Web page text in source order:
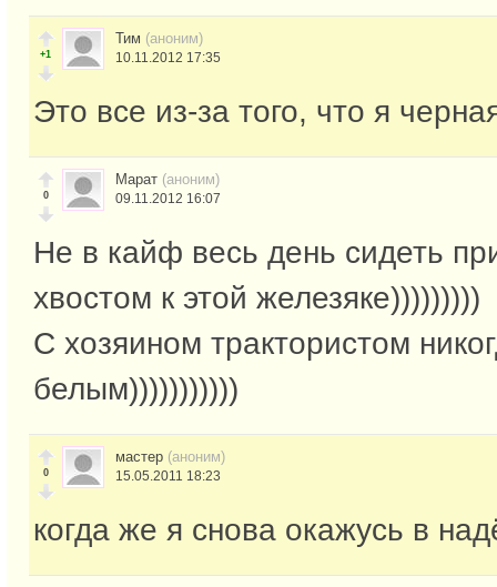
+1
Тим (аноним)
10.11.2012 17:35
Это все из-за того, что я
0
Марат (аноним)
09.11.2012 16:07
Не в кайф весь день сидеть
хвостом к этой железяке)))))))))
С хозяином трактористом
белым)))))))))))
0
мастер (аноним)
15.05.2011 18:23
когда же я снова окажусь в